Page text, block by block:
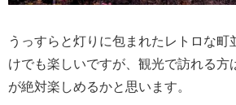
うっすらと灯りに包まれたレトロな町
けでも楽しいですが、観光で訪れる方
が絶対楽しめるかと思います。